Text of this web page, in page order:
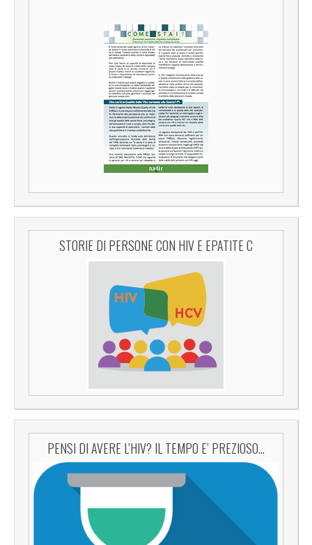
STORIE DI PERSONE CON HIV E EPATITE C
PENSI DI AVERE L’HIV? IL TEMPO E’ PREZIOSO…